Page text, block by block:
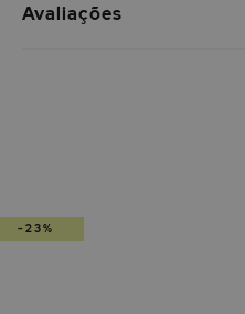
Avaliações
-23%